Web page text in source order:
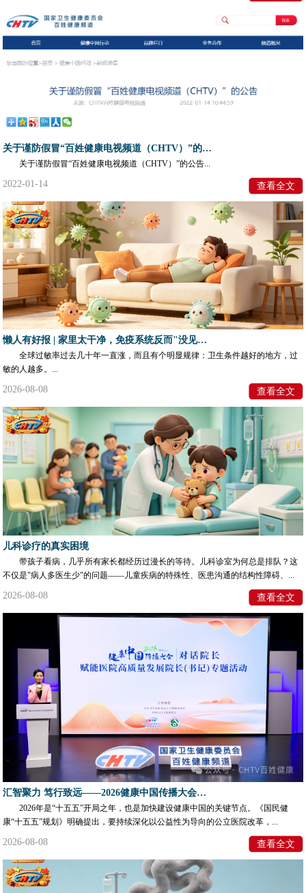
关于谨防假冒“百姓健康电视频道（CHTV）”的公告
关于谨防假冒“百姓健康电视频道（CHTV）”的公告...
2022-01-14 查看全文
懒人有好报 | 家里太干净，免疫系统反而"没见过世面"
全球过敏率过去几十年一直涨，而且有个明显规律：卫生条件越好的地方，过
敏的人越多。...
2026-08-08 查看全文
儿科诊疗的真实困境
带孩子看病，几乎所有家长都经历过漫长的等待。儿科诊室为何总是排队？这
不仅是"病人多医生少"的问题——儿童疾病的特殊性、医患沟通的结构性障碍、...
2026-08-08 查看全文
汇智聚力 笃行致远——2026健康中国传播大会赋能医院高质量发展院长（书记）专题论坛成功举办
2026年是“十五五”开局之年，也是加快建设健康中国的关键节点。《国民健
康“十五五”规划》明确提出，要持续深化以公益性为导向的公立医院改革，...
2026-08-08 查看全文